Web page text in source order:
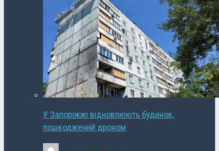
У Запоріжжі відновлюють будинок,
пошкоджений дроном